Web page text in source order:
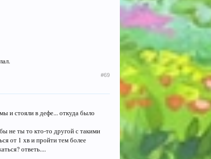
#69
и стояли в дефе... откуда было
не ты то кто-то другой с такими
от 1 хв и пройти тем более
ответь....